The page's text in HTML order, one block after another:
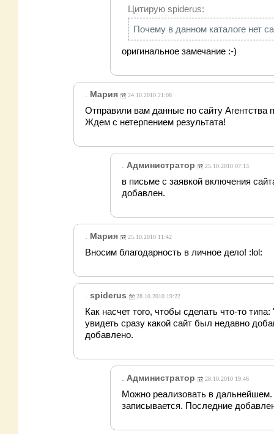
Цитирую spiderus:
Почему в данном каталоге нет
оригинальное замечание :-)
Мария 24.10.2010 21:08
Отправили вам данные по сайту Агентства
Ждем с нетерпением результата!
Администратор 25.10.2010 07:13
в письме с заявкой включения
добавлен.
Мария 25.10.2010 11:42
Вносим благодарность в личное дело! :lol:
spiderus 28.10.2010 19:22
Как насчет того, чтобы сделать что-то
увидеть сразу какой сайт был недавно
добавлено.
Администратор 28.10.2010 19:46
Можно реализовать в
записывается. Последние